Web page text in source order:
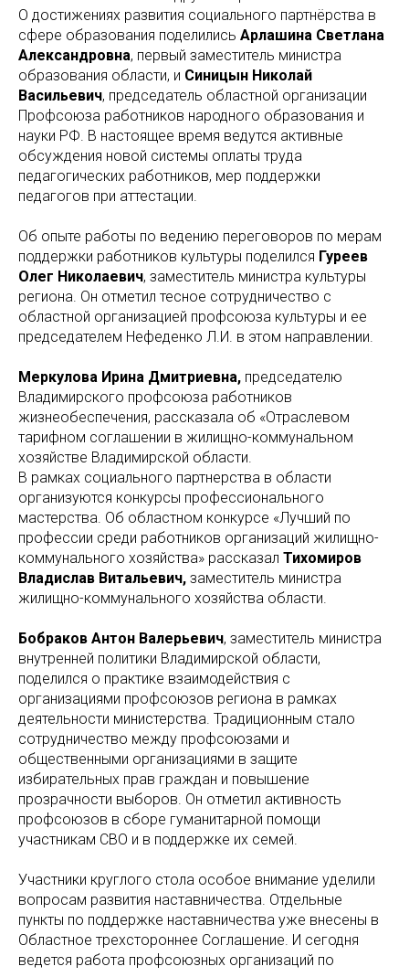
О достижениях развития социального партнёрства в
сфере образования поделились Арлашина Светлана
Александровна, первый заместитель министра
образования области, и Синицын Николай
Васильевич, председатель областной организации
Профсоюза работников народного образования и
науки РФ. В настоящее время ведутся активные
обсуждения новой системы оплаты труда
педагогических работников, мер поддержки
педагогов при аттестации.
Об опыте работы по ведению переговоров по мерам
поддержки работников культуры поделился Гуреев
Олег Николаевич, заместитель министра культуры
региона. Он отметил тесное сотрудничество с
областной организацией профсоюза культуры и ее
председателем Нефеденко Л.И. в этом направлении.
Меркулова Ирина Дмитриевна, председателю
Владимирского профсоюза работников
жизнеобеспечения, рассказала об «Отраслевом
тарифном соглашении в жилищно-коммунальном
хозяйстве Владимирской области.
В рамках социального партнерства в области
организуются конкурсы профессионального
мастерства. Об областном конкурсе «Лучший по
профессии среди работников организаций жилищно-
коммунального хозяйства» рассказал Тихомиров
Владислав Витальевич, заместитель министра
жилищно-коммунального хозяйства области.
Бобраков Антон Валерьевич, заместитель министра
внутренней политики Владимирской области,
поделился о практике взаимодействия с
организациями профсоюзов региона в рамках
деятельности министерства. Традиционным стало
сотрудничество между профсоюзами и
общественными организациями в защите
избирательных прав граждан и повышение
прозрачности выборов. Он отметил активность
профсоюзов в сборе гуманитарной помощи
участникам СВО и в поддержке их семей.
Участники круглого стола особое внимание уделили
вопросам развития наставничества. Отдельные
пункты по поддержке наставничества уже внесены в
Областное трехстороннее Соглашение. И сегодня
ведется работа профсоюзных организаций по